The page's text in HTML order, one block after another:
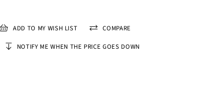
ADD TO MY WISH LIST COMPARE
NOTIFY ME WHEN THE PRICE GOES DOWN